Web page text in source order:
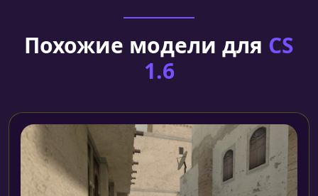
Похожие модели для CS
1.6